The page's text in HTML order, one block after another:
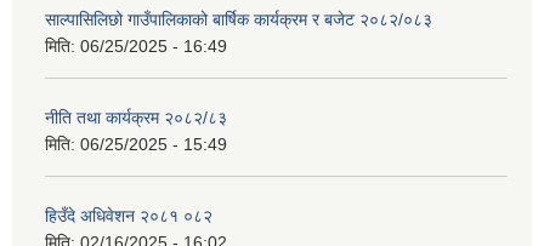
साल्पासिलिछो गाउँपालिकाको बार्षिक कार्यक्रम र बजेट २०८२/०८३
मिति: 06/25/2025 - 16:49
नीति तथा कार्यक्रम २०८२/८३
मिति: 06/25/2025 - 15:49
हिउँदे अधिवेशन २०८१ ०८२